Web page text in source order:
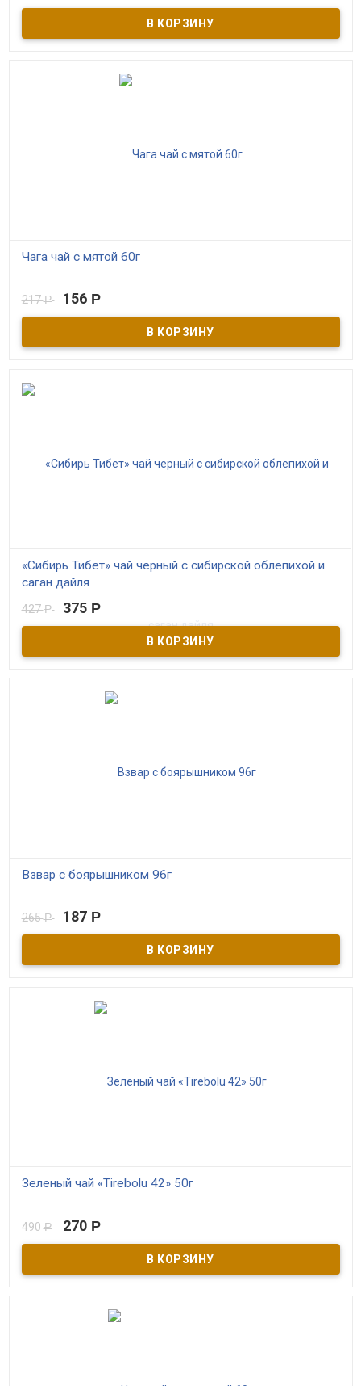
примесей, бережная сушка, ручная расфасовка.
Чага чай с мятой 60г
чаги и мяты обладает приятным вкусом и ароматом. Он обладает
освежающим и бодрящим эффектом. Он способен мягко
дня.
217Р 156 Р
«Сибирь Тибет» чай черный с сибирской облепихой и
саган дайля
В наличии
427Р 375 Р
Взвар с боярышником 96г
приготавливаемыми из ягод и фруктов с добавлением мёда,
пряностей, целебных трав и цветов. Монастырский взвар -
сушеное яблоко, плоды рябины и одна из сибирских ягод.
265Р 187 Р
Зеленый чай «Tirebolu 42» 50г
давление, предотвращает развитие онкологии, болезней
Паркинсона и Альцгеймера. Способствует снижению веса и
490Р 270 Р